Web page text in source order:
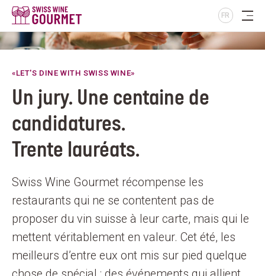
FR
«LET'S DINE WITH SWISS WINE»
Un jury. Une centaine de
candidatures.
Trente lauréats.
Swiss Wine Gourmet récompense les
restaurants qui ne se contentent pas de
proposer du vin suisse à leur carte, mais qui le
mettent véritablement en valeur. Cet été, les
meilleurs d’entre eux ont mis sur pied quelque